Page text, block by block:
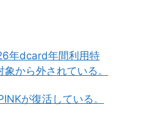
年dcard年間利用特
から外されている。
が復活している。